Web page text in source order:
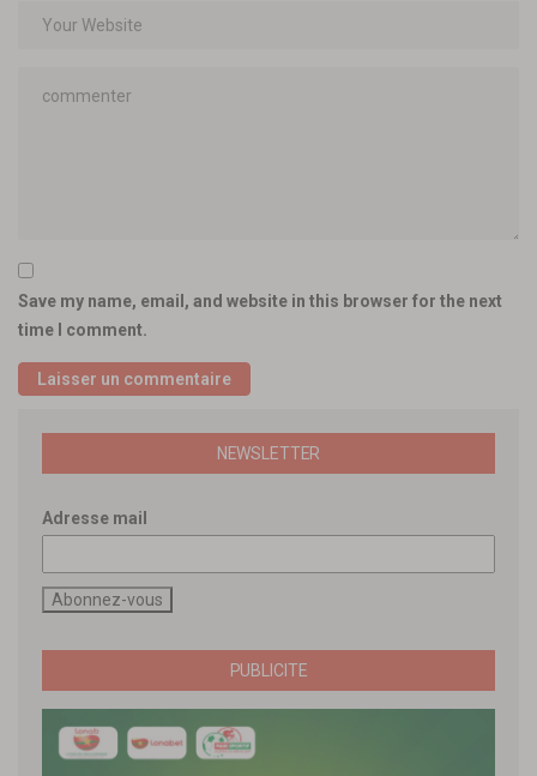
Save my name, email, and website in this browser for the next
time I comment.
NEWSLETTER
Adresse mail
PUBLICITE